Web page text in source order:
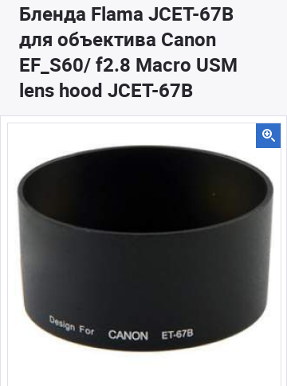
Бленда Flama JCET-67B
для объектива Canon
EF_S60/ f2.8 Macro USM
lens hood JCET-67B